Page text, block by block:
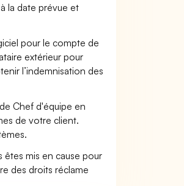
la date prévue et
pour le compte de
extérieur pour
l’indemnisation des
Chef d'équipe en
de votre client.
êtes mis en cause pour
des droits réclame